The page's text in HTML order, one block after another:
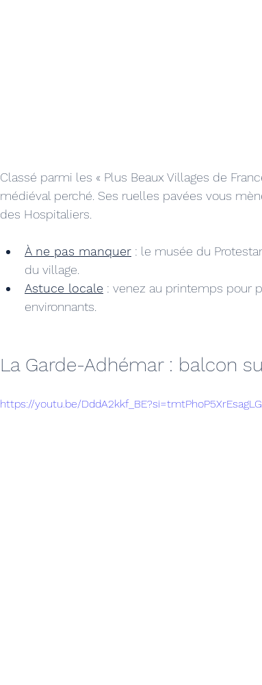
Classé parmi les « Plus Beaux Villages de
médiéval perché. Ses ruelles pavées vous
des Hospitaliers.
À ne pas manquer : le musée du
du village.
Astuce locale : venez au printemps pour
environnants.
La Garde-Adhémar : balcon
https://youtu.be/DddA2kkf_BE?si=tmtPhoP5XrEsagLG